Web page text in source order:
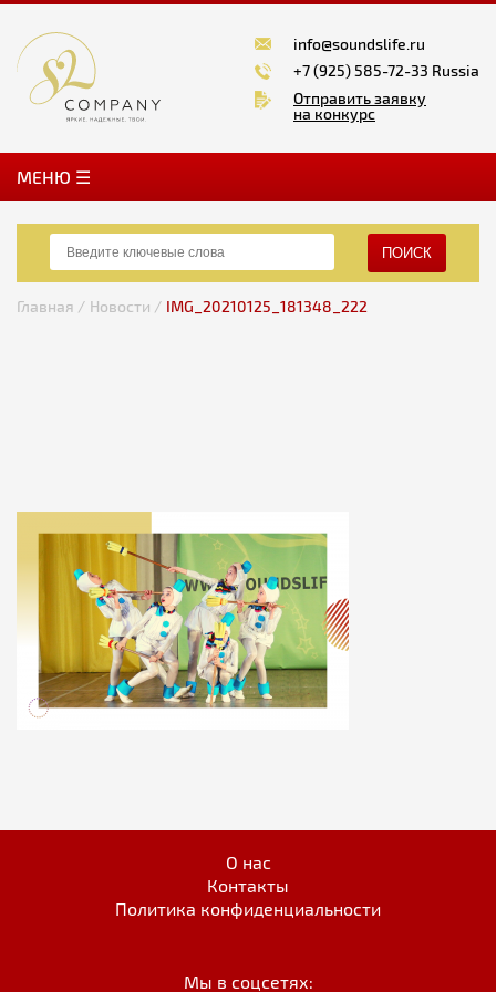
info@soundslife.ru
+7 (925) 585-72-33 Russia
Отправить заявку
на конкурс
MЕНЮ ☰
ПОИСК
Главная / Новости / IMG_20210125_181348_222
О нас
Контакты
Политика конфиденциальности
Мы в соцсетях: